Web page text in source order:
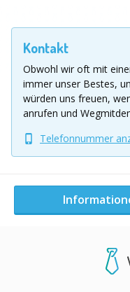
Teilnehmer: ab 15
Anfrage)
Termin:
Leistungen
Planung und
lustige Stationen
kleine Siegerehrung
Kontakt
Obwohl wir oft mit
immer unser Bestes,
würden uns freuen,
anrufen und
Telefonnummer